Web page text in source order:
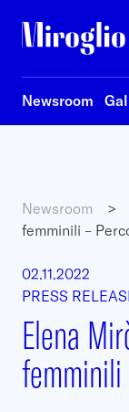
Newsroom
Newsroom >
femminili –
02.11.2022
PRESS
Elena